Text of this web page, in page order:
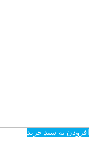
افزودن به سبد خرید